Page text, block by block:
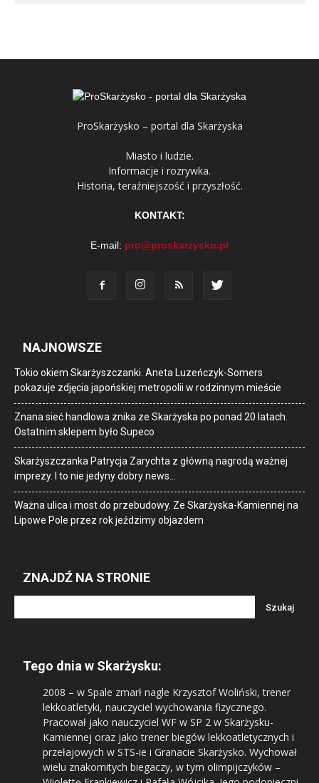
ProSkarżysko – portal dla Skarżyska
Miasto i ludzie.
Informacje i rozrywka.
Historia, teraźniejszość i przyszłość.
KONTAKT:
E-mail: pro@proskarzysko.pl
NAJNOWSZE
Tokio okiem Skarżyszczanki. Aneta Luzeńczyk-Somers
pokazuje zdjęcia japońskiej metropolii w rodzinnym mieście
Znana sieć handlowa znika ze Skarżyska po ponad 20 latach.
Ostatnim sklepem było Supeco
Skarżyszczanka Patrycja Zarychta z główną nagrodą ważnej
imprezy. I to nie jedyny dobry news…
Ważna ulica i most do przebudowy. Ze Skarżyska-Kamiennej na
Lipowe Pole przez rok jeździmy objazdem
ZNAJDŹ NA STRONIE
Tego dnia w Skarżysku:
2008 – w Spale zmarł nagle Krzysztof Woliński, trener
lekkoatletyki, nauczyciel wychowania fizycznego.
Pracował jako nauczyciel WF w SP 2 w Skarżysku-
Kamiennej oraz jako trener biegów lekkoatletycznych i
przełajowych w STS-ie i Granacie Skarżysko. Wychował
wielu znakomitych biegaczy, w tym olimpijczyków –